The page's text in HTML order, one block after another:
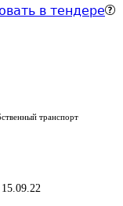
в тендере
транспорт